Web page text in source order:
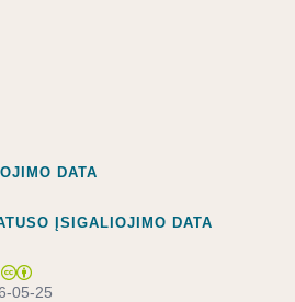
DATA
ĮSIGALIOJIMO DATA
05-25